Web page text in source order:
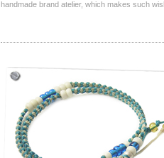
handmade brand atelier, which makes such